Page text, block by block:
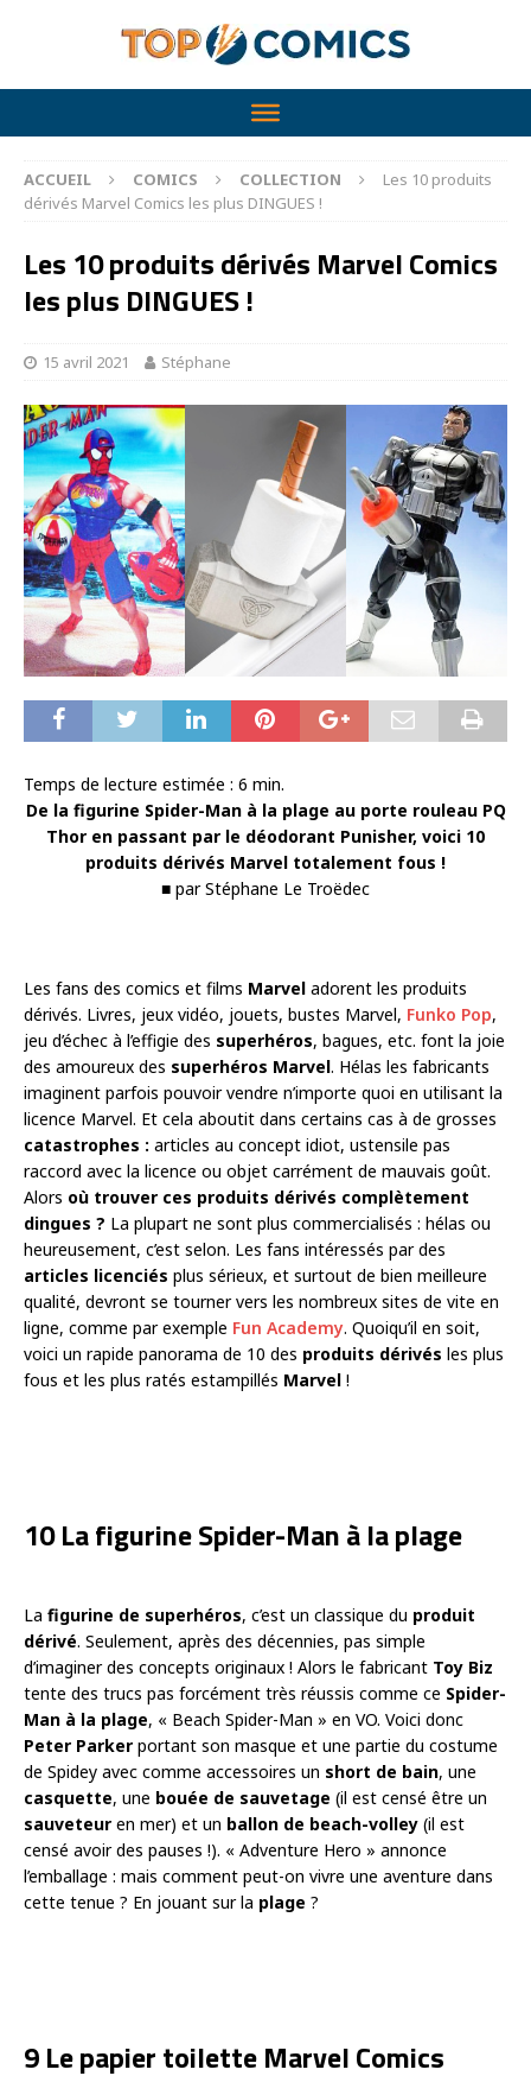
ACCUEIL COMICS COLLECTION
Les 10 produits
dérivés Marvel Comics les plus DINGUES !
Les 10 produits dérivés Marvel Comics
les plus DINGUES !
15 avril 2021 Stéphane
Temps de lecture estimée : 6 min.
De la figurine Spider-Man à la plage au porte rouleau PQ
Thor en passant par le déodorant Punisher, voici 10
produits dérivés Marvel totalement fous !
■ par Stéphane Le Troëdec
Les fans des comics et films Marvel adorent les produits
dérivés. Livres, jeux vidéo, jouets, bustes Marvel, Funko Pop,
jeu d’échec à l’effigie des superhéros, bagues, etc. font la joie
des amoureux des superhéros Marvel. Hélas les fabricants
imaginent parfois pouvoir vendre n’importe quoi en utilisant la
licence Marvel. Et cela aboutit dans certains cas à de grosses
catastrophes : articles au concept idiot, ustensile pas
raccord avec la licence ou objet carrément de mauvais goût.
Alors où trouver ces produits dérivés complètement
dingues ? La plupart ne sont plus commercialisés : hélas ou
heureusement, c’est selon. Les fans intéressés par des
articles licenciés plus sérieux, et surtout de bien meilleure
qualité, devront se tourner vers les nombreux sites de vite en
ligne, comme par exemple Fun Academy. Quoiqu’il en soit,
voici un rapide panorama de 10 des produits dérivés les plus
fous et les plus ratés estampillés Marvel !
10 La figurine Spider-Man à la plage
La figurine de superhéros, c’est un classique du produit
dérivé. Seulement, après des décennies, pas simple
d’imaginer des concepts originaux ! Alors le fabricant Toy Biz
tente des trucs pas forcément très réussis comme ce Spider-
Man à la plage, « Beach Spider-Man » en VO. Voici donc
Peter Parker portant son masque et une partie du costume
de Spidey avec comme accessoires un short de bain, une
casquette, une bouée de sauvetage (il est censé être un
sauveteur en mer) et un ballon de beach-volley (il est
censé avoir des pauses !). « Adventure Hero » annonce
l’emballage : mais comment peut-on vivre une aventure dans
cette tenue ? En jouant sur la plage ?
9 Le papier toilette Marvel Comics